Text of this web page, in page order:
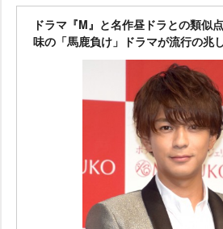
ドラマ『M』と名作昼ドラとの類
味の「馬鹿負け」ドラマが流行の兆